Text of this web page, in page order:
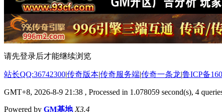
请先登录后才能继续浏览
站长QQ:36742300|传奇版本|传奇服务端|传奇一条龙|鲁ICP备
GMT+8, 2026-8-9 21:38 , Processed in 1.078059 second(s), 4
Powered by GM基地 X3.4